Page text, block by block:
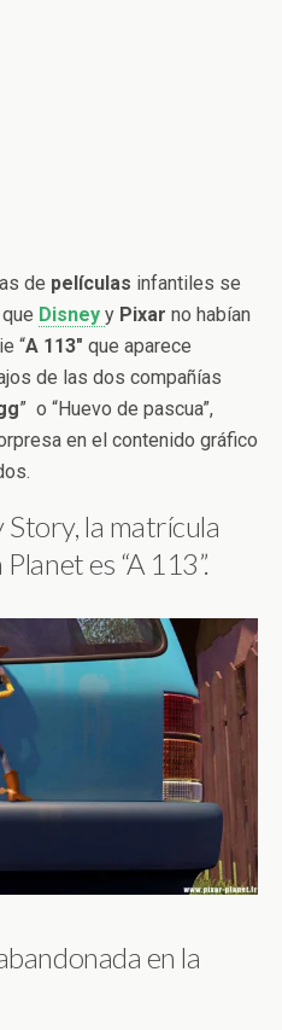
de películas infantiles se
que Disney y Pixar no habían
“A 113″ que aparece
de las dos compañías
” o “Huevo de pascua”,
en el contenido gráfico
Story, la matrícula
es “A 113”.
en la